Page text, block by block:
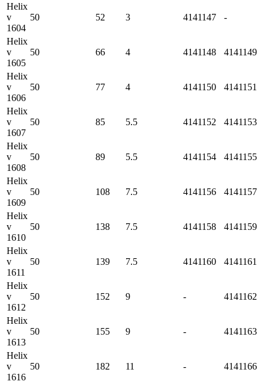
Helix
v
1604
50 52 3 4141147 -
Helix
v
1605
50 66 4 4141148 4141149
Helix
v
1606
50 77 4 4141150 4141151
Helix
v
1607
50 85 5.5 4141152 4141153
Helix
v
1608
50 89 5.5 4141154 4141155
Helix
v
1609
50 108 7.5 4141156 4141157
Helix
v
1610
50 138 7.5 4141158 4141159
Helix
v
1611
50 139 7.5 4141160 4141161
Helix
v
1612
50 152 9 - 4141162
Helix
v
1613
50 155 9 - 4141163
Helix
v
1616
50 182 11 - 4141166